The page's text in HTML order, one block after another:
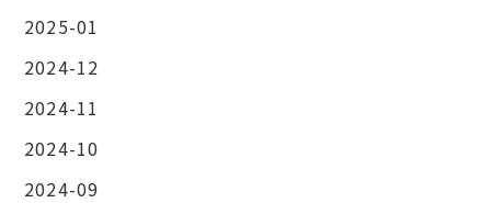
2025-01
2024-12
2024-11
2024-10
2024-09